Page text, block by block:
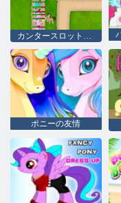
カンタースロット包囲2
ポニーの友情